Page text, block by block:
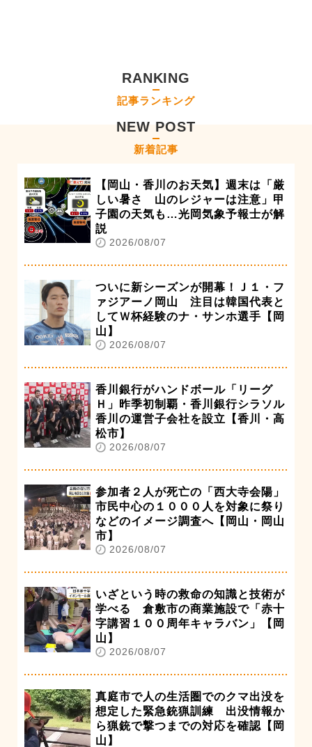
RANKING
記事ランキング
NEW POST
新着記事
【岡山・香川のお天気】週末は「厳
しい暑さ 山のレジャーは注意」甲
子園の天気も…光岡気象予報士が解
説
2026/08/07
ついに新シーズンが開幕！Ｊ１・フ
ァジアーノ岡山 注目は韓国代表と
してＷ杯経験のナ・サンホ選手【岡
山】
2026/08/07
香川銀行がハンドボール「リーグ
Ｈ」昨季初制覇・香川銀行シラソル
香川の運営子会社を設立【香川・高
松市】
2026/08/07
参加者２人が死亡の「西大寺会陽」
市民中心の１０００人を対象に祭り
などのイメージ調査へ【岡山・岡山
市】
2026/08/07
いざという時の救命の知識と技術が
学べる 倉敷市の商業施設で「赤十
字講習１００周年キャラバン」【岡
山】
2026/08/07
真庭市で人の生活圏でのクマ出没を
想定した緊急銃猟訓練 出没情報か
ら猟銃で撃つまでの対応を確認【岡
山】